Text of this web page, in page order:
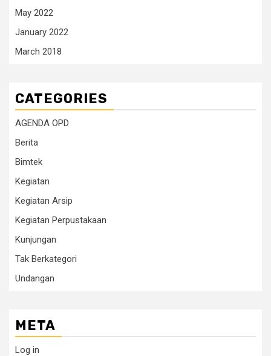
May 2022
January 2022
March 2018
CATEGORIES
AGENDA OPD
Berita
Bimtek
Kegiatan
Kegiatan Arsip
Kegiatan Perpustakaan
Kunjungan
Tak Berkategori
Undangan
META
Log in